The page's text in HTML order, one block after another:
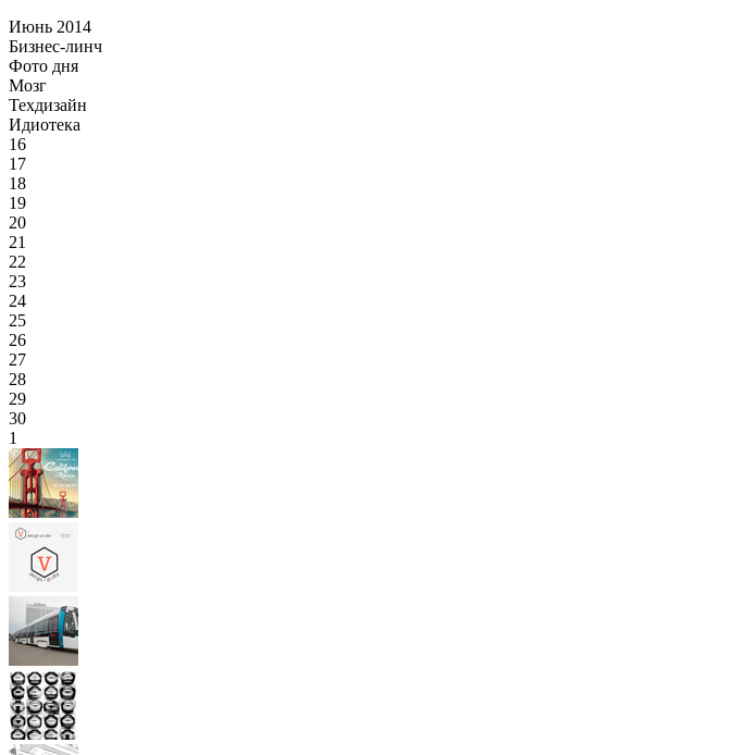
Июнь 2014
Бизнес-линч
Фото дня
Мозг
Техдизайн
Идиотека
16
17
18
19
20
21
22
23
24
25
26
27
28
29
30
1